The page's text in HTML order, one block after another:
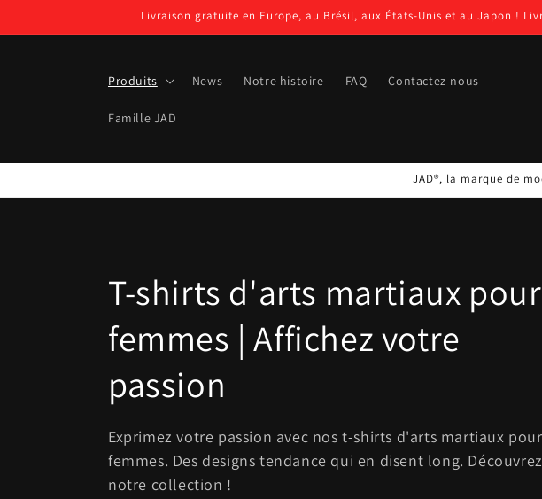
Livraison gratuite en Europe, au Brésil, aux États-Unis et au Japon !
Produits News Notre histoire FAQ Contactez-nous
Famille JAD
JAD®, la marque de
C
o
l
l
e
T-shirts d'arts martiaux pour
femmes | Affichez votre
passion
Exprimez votre passion avec nos t-shirts d'arts martiaux pour
femmes. Des designs tendance qui en disent long. Découvrez
notre collection !